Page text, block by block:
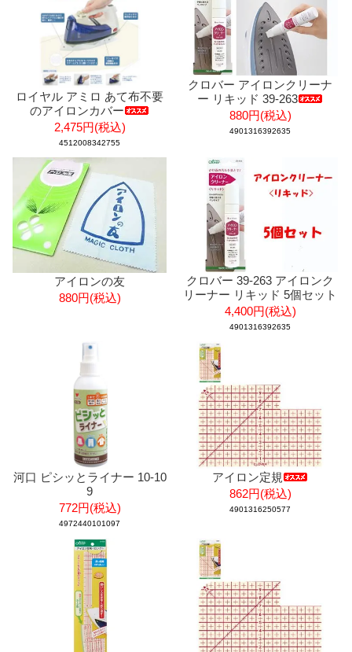
ロイヤル アミロ あて布不要
のアイロンカバー
2,475円(税込)
4512008342755
クロバー アイロンクリーナ
ー リキッド 39-263
880円(税込)
4901316392635
アイロンの友
880円(税込)
クロバー 39-263 アイロンク
リーナー リキッド 5個セット
4,400円(税込)
4901316392635
河口 ピシッとライナー 10-10
9
772円(税込)
4972440101097
アイロン定規
862円(税込)
4901316250577